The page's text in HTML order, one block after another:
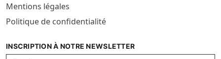
Mentions légales
Politique de confidentialité
INSCRIPTION À NOTRE NEWSLETTER